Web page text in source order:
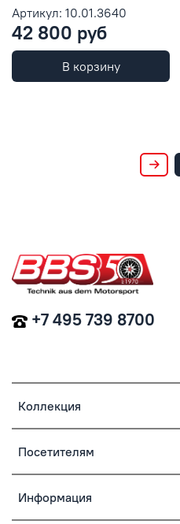
Артикул: 10.01.3640
42 800 руб
В корзину
Коллекция
Посетителям
Информация
+7 495 739 8700